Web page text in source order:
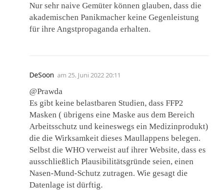
Nur sehr naive Gemüter können glauben, dass die
akademischen Panikmacher keine Gegenleistung
für ihre Angstpropaganda erhalten.
DeSoon am 25. Juni 2022 20:11
@Prawda
Es gibt keine belastbaren Studien, dass FFP2
Masken ( übrigens eine Maske aus dem Bereich
Arbeitsschutz und keineswegs ein Medizinprodukt)
die die Wirksamkeit dieses Maullappens belegen.
Selbst die WHO verweist auf ihrer Website, dass es
ausschließlich Plausibilitätsgründe seien, einen
Nasen-Mund-Schutz zutragen. Wie gesagt die
Datenlage ist dürftig.